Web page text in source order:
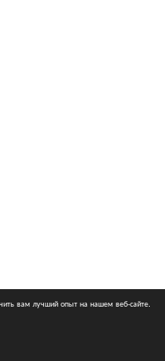
вам лучший опыт на нашем веб-сайте.